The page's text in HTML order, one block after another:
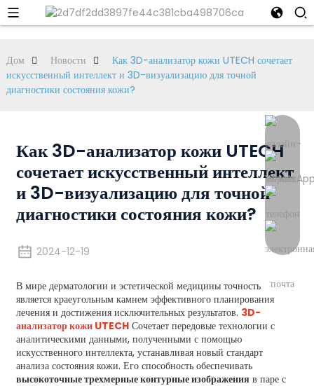
Дом Новости
Как 3D-анализатор кожи UTECH сочетает
искусственный интеллект и 3D-визуализацию для точной
диагностики состояния кожи?
Как 3D-анализатор кожи UTECH
сочетает искусственный интеллект
и 3D-визуализацию для точной
диагностики состояния кожи?
2024-12-19
В мире дерматологии и эстетической медицины точность
является краеугольным камнем эффективного планирования
лечения и достижения исключительных результатов. 3D-
анализатор кожи UTECHСочетает передовые технологии с
аналитическими данными, полученными с помощью
искусственного интеллекта, устанавливая новый стандарт
анализа состояния кожи. Его способность обеспечивать
высокоточные трехмерные контурные изображения в паре с